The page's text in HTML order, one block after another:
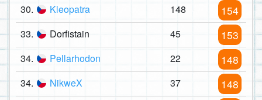
30. Kleopatra 148 154
33. Dorfistain 45 153
34. Pellarhodon 22 148
34. NikweX 37 148